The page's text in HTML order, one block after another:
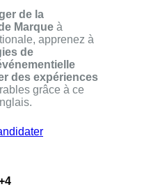
de la
Marque à
apprenez à
de
des expériences
grâce à ce